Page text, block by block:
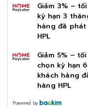
Giảm 3% –
kỳ hạn 3
hàng đã
HPL
Giảm 5% –
chọn kỳ hạn
khách hàng
hàng HPL
Powered by